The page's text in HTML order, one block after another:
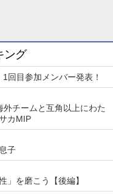
ング
回目参加メンバー発表！
チームと互角以上にわた
カMIP
子
」を磨こう【後編】